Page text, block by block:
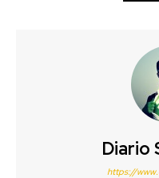
Diario
https://